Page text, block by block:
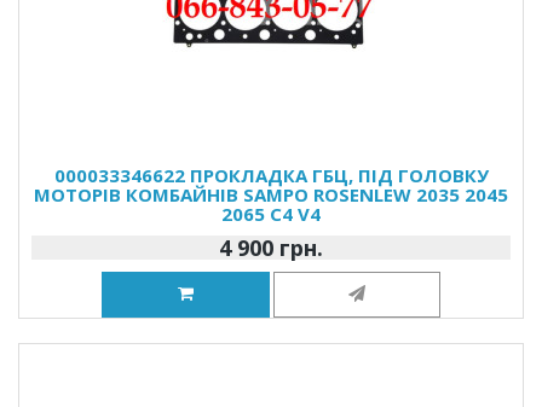
000033346622 ПРОКЛАДКА ГБЦ, ПІД ГОЛОВКУ
МОТОРІВ КОМБАЙНІВ SAMPO ROSENLEW 2035 2045
2065 C4 V4
4 900 грн.